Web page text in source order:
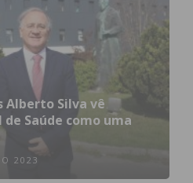
Alberto Silva vê
de Saúde como uma
2023